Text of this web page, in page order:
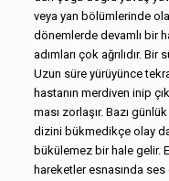
veya yan bölümlerinde
dönemlerde devamlı bir
adımları çok ağrılıdır.
Uzun süre yürüyünce
hastanın merdiven inip
ması zorlaşır. Bazı
dizini bükmedikçe olay
bükülemez bir hale gelir.
hare­ketler esnasında